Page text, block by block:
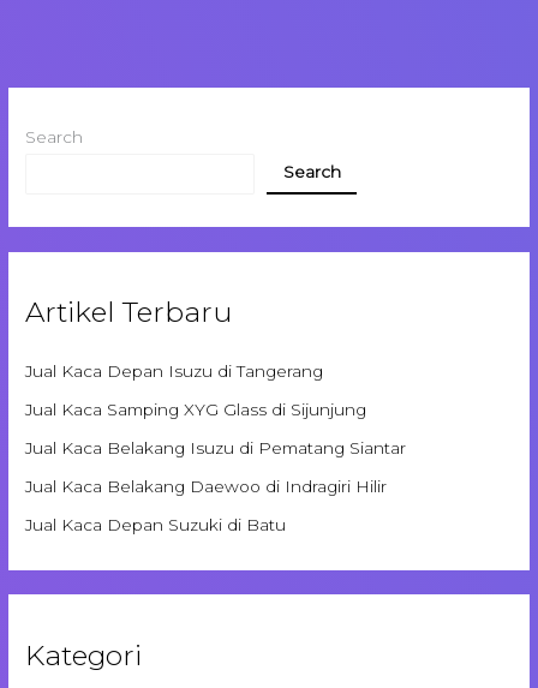
Search
Search
Artikel Terbaru
Jual Kaca Depan Isuzu di Tangerang
Jual Kaca Samping XYG Glass di Sijunjung
Jual Kaca Belakang Isuzu di Pematang Siantar
Jual Kaca Belakang Daewoo di Indragiri Hilir
Jual Kaca Depan Suzuki di Batu
Kategori